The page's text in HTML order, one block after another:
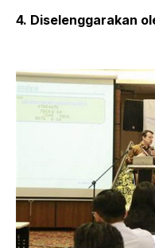
4. Diselenggarakan